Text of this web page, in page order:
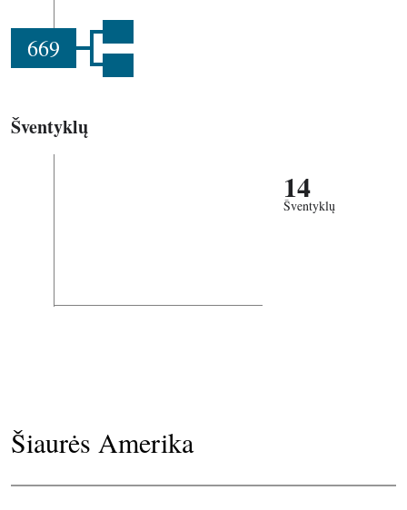
669
Šventyklų
14
Šventyklų
Šiaurės Amerika